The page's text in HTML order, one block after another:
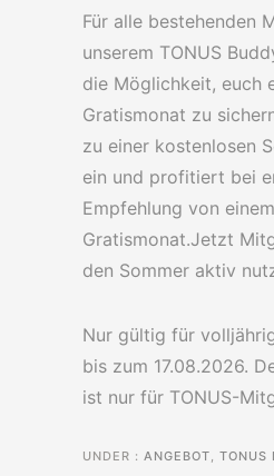
Für alle bestehenden
unserem TONUS
die Möglichkeit, euch
Gratismonat zu
zu einer kostenlosen
ein und profitiert bei
Empfehlung von einem
Gratismonat.Jetzt
den Sommer aktiv
Nur gültig für
bis zum 17.08.2026.
ist nur für TONUS-
UNDER : ANGEBOT, TONUS